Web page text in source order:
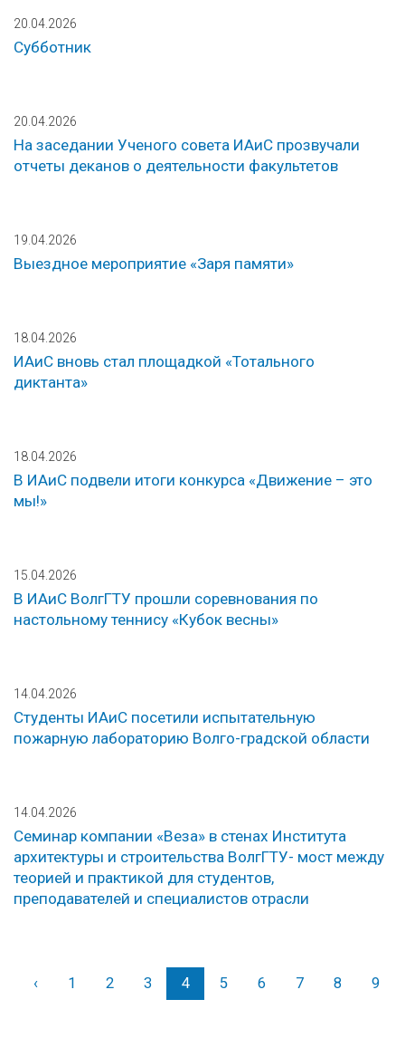
20.04.2026
Субботник
20.04.2026
На заседании Ученого совета ИАиС прозвучали
отчеты деканов о деятельности факультетов
19.04.2026
Выездное мероприятие «Заря памяти»
18.04.2026
ИАиС вновь стал площадкой «Тотального
диктанта»
18.04.2026
В ИАиС подвели итоги конкурса «Движение – это
мы!»
15.04.2026
В ИАиС ВолгГТУ прошли соревнования по
настольному теннису «Кубок весны»
14.04.2026
Студенты ИАиС посетили испытательную
пожарную лабораторию Волго-градской области
14.04.2026
Семинар компании «Веза» в стенах Института
архитектуры и строительства ВолгГТУ- мост между
теорией и практикой для студентов,
преподавателей и специалистов отрасли
‹Назад
1 2 3 4 5 6 7 8 9